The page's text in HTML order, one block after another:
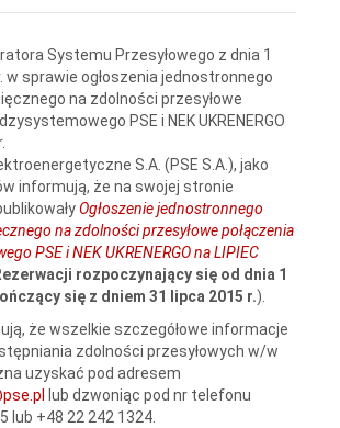
Systemu Przesyłowego z dnia 1
w sprawie ogłoszenia jednostronnego
na zdolności przesyłowe
PSE i NEK UKRENERGO
S.A. (PSE S.A.), jako
informują, że na swojej stronie
Ogłoszenie jednostronnego
na zdolności przesyłowe połączenia
PSE i NEK UKRENERGO na LIPIEC
rozpoczynający się od dnia 1
się z dniem 31 lipca 2015 r.).
że wszelkie szczegółowe informacje
zdolności przesyłowych w/w
uzyskać pod adresem
lub dzwoniąc pod nr telefonu
lub +48 22 242 1324.